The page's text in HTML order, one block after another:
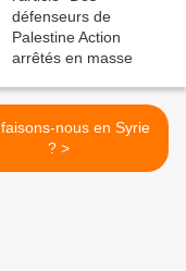
nous en Syrie
? >